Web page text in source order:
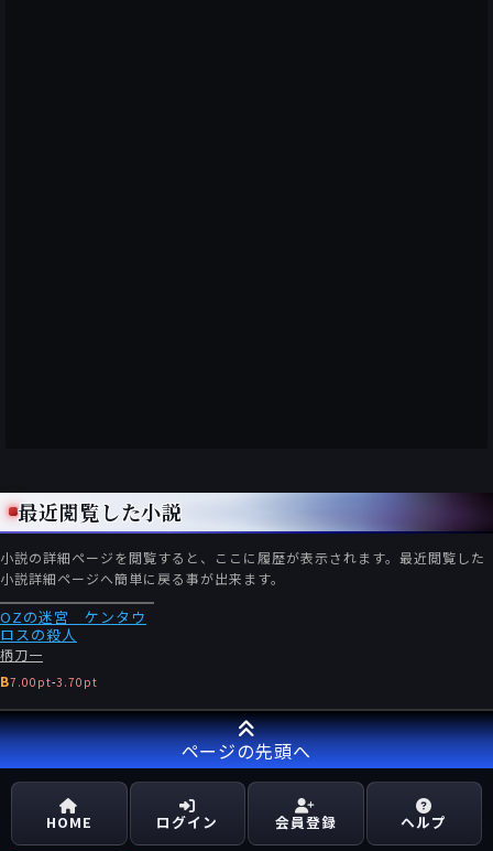
最近閲覧した小説
小説の詳細ページを閲覧すると、ここに履歴が表示されます。最近閲覧した
小説詳細ページへ簡単に戻る事が出来ます。
OZの迷宮 ケンタウ
ロスの殺人
柄刀一
B7.00pt-3.70pt
ページの先頭へ
HOME ログイン 会員登録 ヘルプ